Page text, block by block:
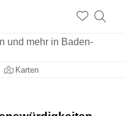
und mehr in Baden-
Karten